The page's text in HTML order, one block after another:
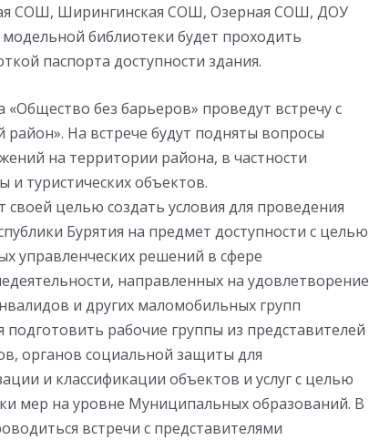
СОШ, Ширингинская СОШ, Озерная СОШ, ДОУ
библиотеки будет проходить
паспорта доступности здания.
без барьеров» проведут встречу с
На встрече будут подняты вопросы
на территории района, в частности
и туристических объектов.
своей целью создать условия для проведения
Бурятия на предмет доступности с целью
управленческих решений в сфере
направленных на удовлетворение
и других маломобильных групп
подготовить рабочие группы из представителей
органов социальной защиты для
и классификации объектов и услуг с целью
мер на уровне Муниципальных образований. В
встречи с представителями